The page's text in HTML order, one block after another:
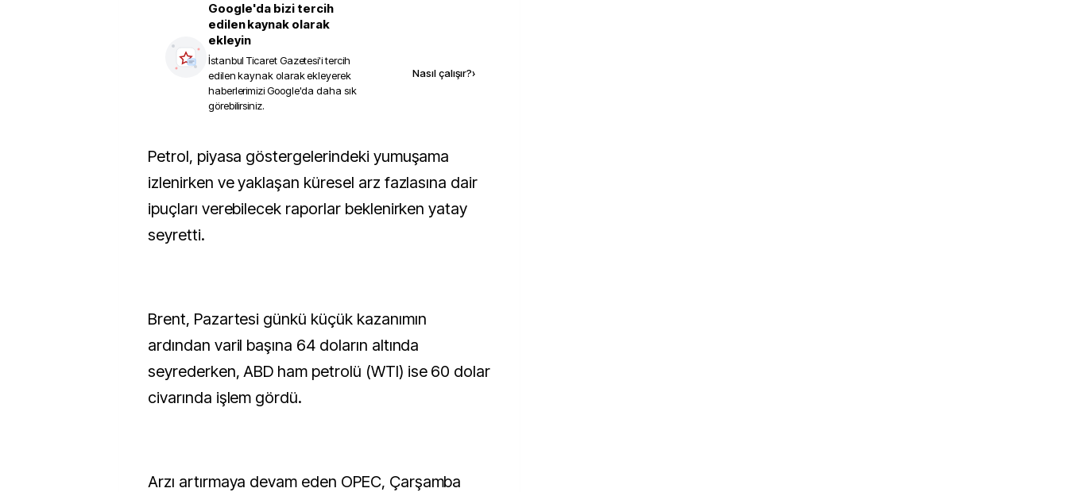
Google'da bizi tercih
edilen kaynak olarak
ekleyin
İstanbul Ticaret Gazetesi'i tercih
edilen kaynak olarak ekleyerek
haberlerimizi Google'da daha sık
görebilirsiniz.
Nasıl çalışır?›
Petrol, piyasa göstergelerindeki yumuşama
izlenirken ve yaklaşan küresel arz fazlasına dair
ipuçları verebilecek raporlar beklenirken yatay
seyretti.
Brent, Pazartesi günkü küçük kazanımın
ardından varil başına 64 doların altında
seyrederken, ABD ham petrolü (WTI) ise 60 dolar
civarında işlem gördü.
Arzı artırmaya devam eden OPEC, Çarşamba